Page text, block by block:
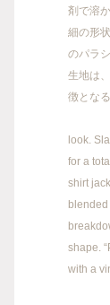
剤で溶
細の形
のパラ
生地は
徴となる
look.
for a
shirt
shape.
with a